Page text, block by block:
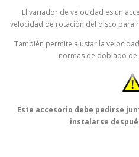
El variador de velocidad es un
velocidad de rotación del disco para
También permite ajustar la
normas de doblado
Este accesorio debe pedirse
instalarse